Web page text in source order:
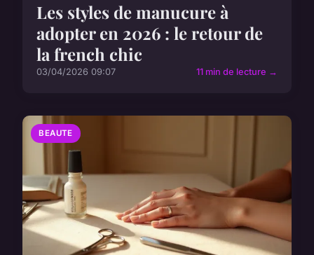
Les styles de manucure à
adopter en 2026 : le retour de
la french chic
03/04/2026 09:07 11 min de lecture →
BEAUTE